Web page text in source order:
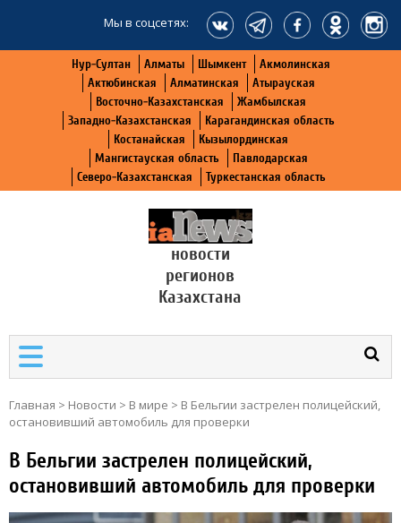
Мы в соцсетях:
Нур-Султан Алматы Шымкент
Акмолинская
Актюбинская
Алматинская
Атырауская
Восточно-Казахстанская
Жамбылская
Западно-Казахстанская
Карагандинская область
Костанайская
Кызылординская
Мангистауская область
Павлодарская
Северо-Казахстанская
Туркестанская область
новости
регионов
Казахстана
Главная > Новости > В мире > В Бельгии застрелен полицейский,
остановивший автомобиль для проверки
В Бельгии застрелен полицейский,
остановивший автомобиль для проверки